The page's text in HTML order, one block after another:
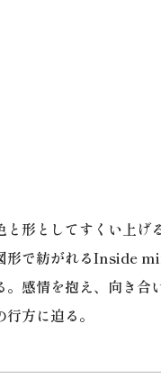
と形としてすくい上げ
形で紡がれるInside
感情を抱え、向き合
方に迫る。